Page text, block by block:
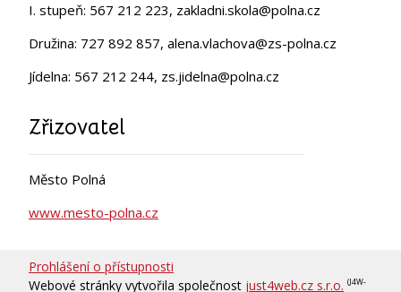
I. stupeň: 567 212 223, zakladni.skola@polna.cz
Družina: 727 892 857, alena.vlachova@zs-polna.cz
Jídelna: 567 212 244, zs.jidelna@polna.cz
Zřizovatel
Město Polná
www.mesto-polna.cz
Prohlášení o přístupnosti
Webové stránky vytvořila společnost just4web.cz s.r.o. (J4W-